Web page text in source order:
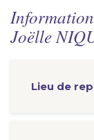
Joëlle
Lieu de